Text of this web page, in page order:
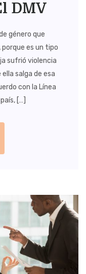
DMV
género que
es un tipo
sufrió violencia
salga de esa
con la Línea
[…]